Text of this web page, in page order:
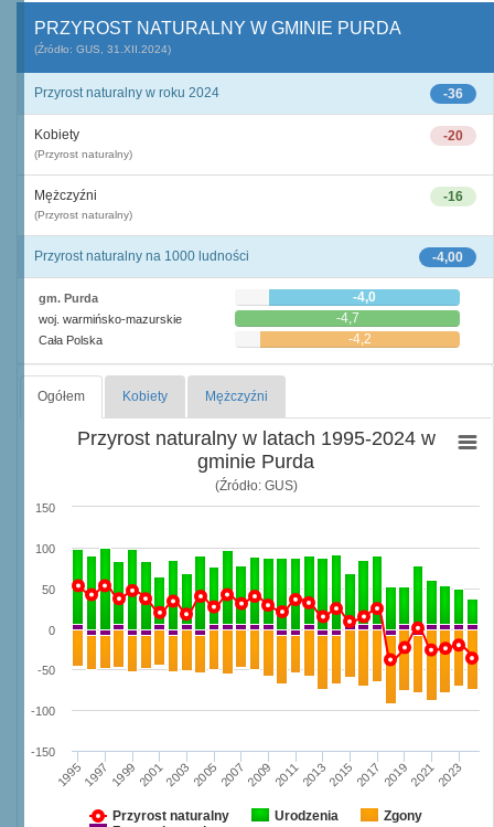
PRZYROST NATURALNY W GMINIE PURDA
(Źródło: GUS, 31.XII.2024)
-36
Przyrost naturalny w roku 2024
-20
Kobiety
(Przyrost naturalny)
-16
Mężczyźni
(Przyrost naturalny)
-4,00
Przyrost naturalny na 1000 ludności
gm. Purda -4,0
woj. warmińsko-mazurskie -4,7
Cała Polska -4,2
Ogółem Kobiety Mężczyźni
Przyrost naturalny w latach 1995-2024 w
gminie Purda
(Źródło: GUS)
Przyrost naturalny Urodzenia
Zgony
19951997 1999200120032005200720092011201320152017 201920212023
-150
-100
-50
0
50
100
150